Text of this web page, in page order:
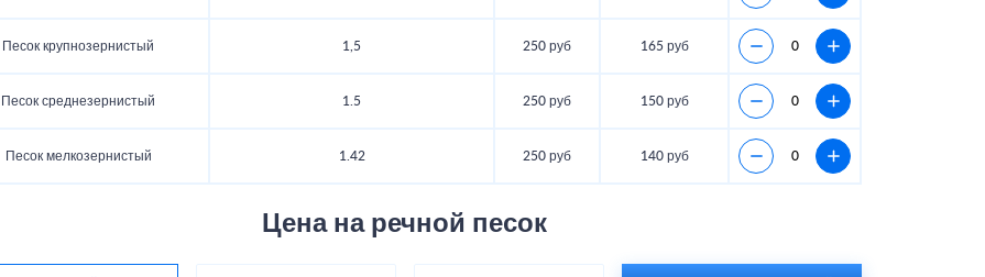
Песок крупнозернистый 1,5 250 руб 165 руб
Песок среднезернистый 1.5 250 руб 150 руб
Песок мелкозернистый 1.42 250 руб 140 руб
Цена на речной песок